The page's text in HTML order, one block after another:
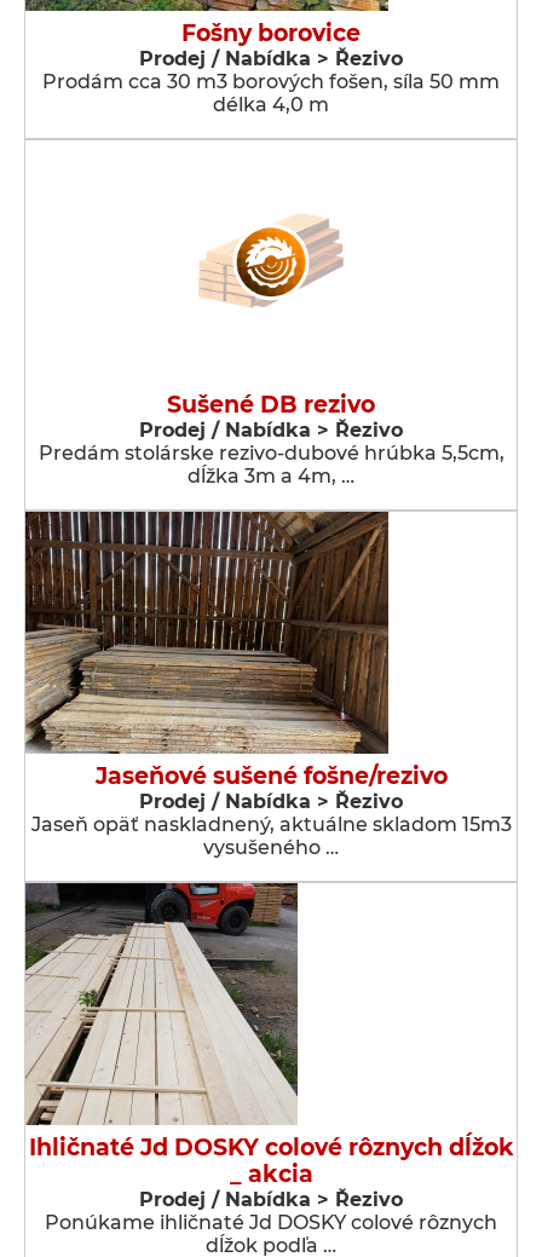
Fošny borovice
Prodej / Nabídka > Řezivo
Prodám cca 30 m3 borových fošen, síla 50 mm
délka 4,0 m
Sušené DB rezivo
Prodej / Nabídka > Řezivo
Predám stolárske rezivo-dubové hrúbka 5,5cm,
dĺžka 3m a 4m, …
Jaseňové sušené fošne/rezivo
Prodej / Nabídka > Řezivo
Jaseň opäť naskladnený, aktuálne skladom 15m3
vysušeného …
Ihličnaté Jd DOSKY colové rôznych dĺžok
_ akcia
Prodej / Nabídka > Řezivo
Ponúkame ihličnaté Jd DOSKY colové rôznych
dĺžok podľa …